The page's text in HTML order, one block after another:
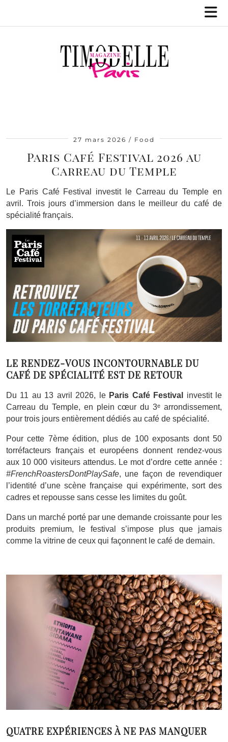
27 mars 2026 Food
Paris Café Festival 2026 au
Carreau du Temple
Le Paris Café Festival investit le Carreau du Temple en
avril. Trois jours d’immersion dans le meilleur du café de
spécialité français.
LE RENDEZ-VOUS INCONTOURNABLE DU
CAFÉ DE SPÉCIALITÉ EST DE RETOUR
Du 11 au 13 avril 2026, le Paris Café Festival
investit le
Carreau du Temple, en plein cœur du 3ᵉ arrondissement,
pour trois jours entièrement dédiés au café de spécialité.
Pour cette 7ème édition, plus de 100 exposants dont 50
torréfacteurs français et européens donnent rendez-vous
aux 10 000 visiteurs attendus. Le mot d’ordre cette année :
#FrenchRoastersDontPlaySafe, une façon de revendiquer
l’identité d’une scène française qui expérimente, sort des
cadres et repousse sans cesse les limites du goût.
Dans un marché porté par une demande croissante pour les
produits premium, le festival s’impose plus que jamais
comme la vitrine de ceux qui façonnent le café de demain.
QUATRE EXPÉRIENCES À NE PAS MANQUER